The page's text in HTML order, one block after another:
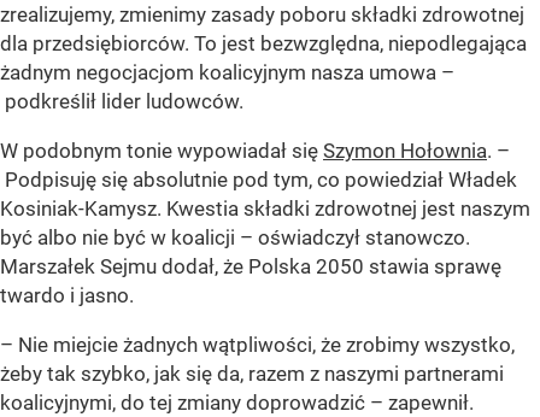
zrealizujemy, zmienimy zasady poboru składki zdrowotnej
dla przedsiębiorców. To jest bezwzględna, niepodlegająca
żadnym negocjacjom koalicyjnym nasza umowa –
podkreślił lider ludowców.
W podobnym tonie wypowiadał się Szymon Hołownia. –
Podpisuję się absolutnie pod tym, co powiedział Władek
Kosiniak-Kamysz. Kwestia składki zdrowotnej jest naszym
być albo nie być w koalicji – oświadczył stanowczo.
Marszałek Sejmu dodał, że Polska 2050 stawia sprawę
twardo i jasno.
– Nie miejcie żadnych wątpliwości, że zrobimy wszystko,
żeby tak szybko, jak się da, razem z naszymi partnerami
koalicyjnymi, do tej zmiany doprowadzić – zapewnił.